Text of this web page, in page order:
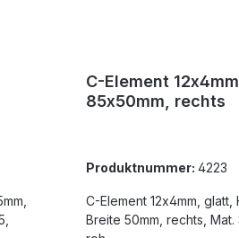
C-Element 12x4mm,
85x50mm, rechts
Produktnummer:4223
C-Element 12x4mm, glatt, Höhe 85mm,
Breite 50mm, rechts, Mat. Stahl S235,